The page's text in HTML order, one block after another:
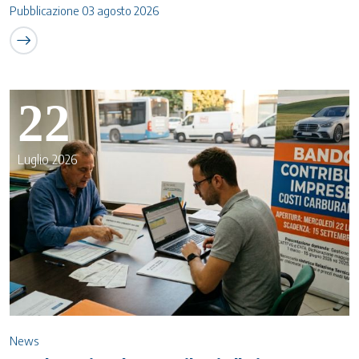
Pubblicazione 03 agosto 2026
22
Luglio 2026
News